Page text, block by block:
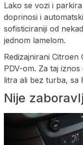
Lako se vozi i
doprinosi i
sofisticiraniji od
jednom lamelom.
Redizajnirani Citroen
PDV-om. Za taj
litra ali bez turba, sa
Nije